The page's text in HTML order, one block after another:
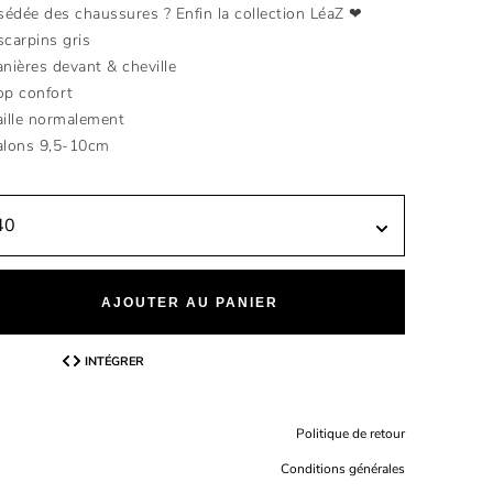
AJOUTER AU PANIER
INTÉGRER
des chaussures ? Enfin la collection LéaZ ❤
gris
devant & cheville
confort
normalement
9,5-10cm
Politique de retour
Conditions générales